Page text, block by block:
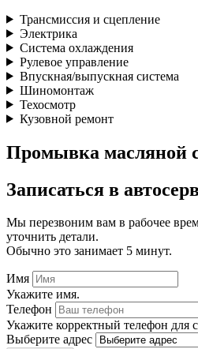
Трансмиссия и сцепление
Электрика
Система охлаждения
Рулевое управление
Впускная/выпускная система
Шиномонтаж
Техосмотр
Кузовной ремонт
Промывка масляной
Записаться в
Мы перезвоним вам в рабочее
уточнить детали.
Обычно это занимает 5 минут.
Имя
Укажите имя.
Телефон
Укажите корректный телефон для
Выберите адрес